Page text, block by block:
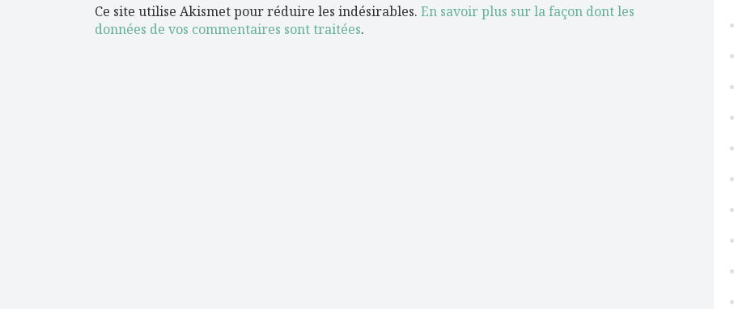
Ce site utilise Akismet pour réduire les indésirables. En savoir plus sur la façon dont les
données de vos commentaires sont traitées.